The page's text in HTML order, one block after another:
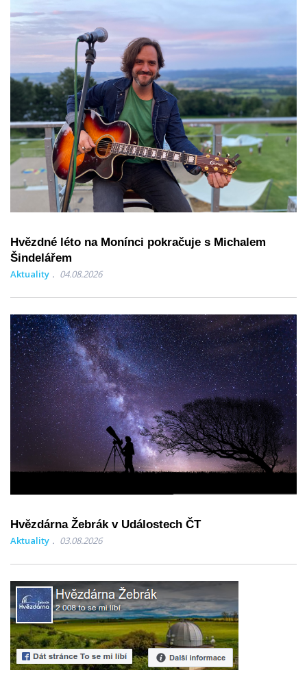
Hvězdné léto na Monínci pokračuje s Michalem
Šindelářem
Aktuality 04.08.2026
Hvězdárna Žebrák v Událostech ČT
Aktuality 03.08.2026